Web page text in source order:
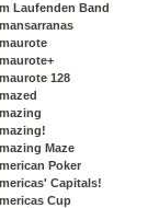
Laufenden Band
128
Maze
Poker
Capitals!
Cup